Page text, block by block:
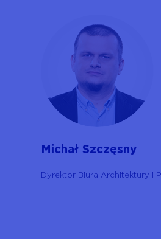
Michał Szczęsny
Dyrektor Biura Architektury i